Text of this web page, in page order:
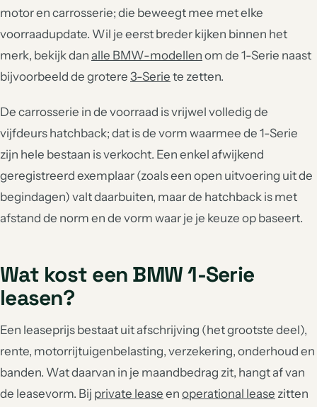
motor en carrosserie; die beweegt mee met elke
voorraadupdate. Wil je eerst breder kijken binnen het
merk, bekijk dan alle BMW-modellen om de 1-Serie naast
bijvoorbeeld de grotere 3-Serie te zetten.
De carrosserie in de voorraad is vrijwel volledig de
vijfdeurs hatchback; dat is de vorm waarmee de 1-Serie
zijn hele bestaan is verkocht. Een enkel afwijkend
geregistreerd exemplaar (zoals een open uitvoering uit de
begindagen) valt daarbuiten, maar de hatchback is met
afstand de norm en de vorm waar je je keuze op baseert.
Wat kost een BMW 1-Serie
leasen?
Een leaseprijs bestaat uit afschrijving (het grootste deel),
rente, motorrijtuigenbelasting, verzekering, onderhoud en
banden. Wat daarvan in je maandbedrag zit, hangt af van
de leasevorm. Bij private lease en operational lease zitten